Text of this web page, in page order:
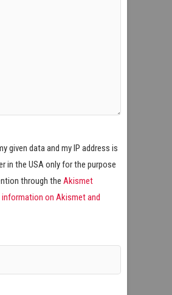
given data and my IP address is
in the USA only for the purpose
through the Akismet
information on Akismet and